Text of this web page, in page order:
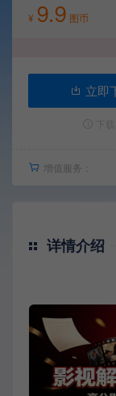
¥ 9.9 图币
立即
增值服务：
详情介绍